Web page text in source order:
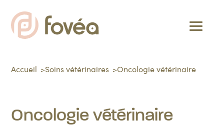
Accueil Soins vétérinaires Oncologie vétérinaire
Oncologie vétérinaire